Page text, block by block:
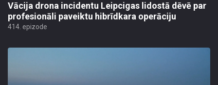
Vācija drona incidentu Leipcigas lidostā dēvē par
profesionāli paveiktu hibrīdkara operāciju
414. epizode